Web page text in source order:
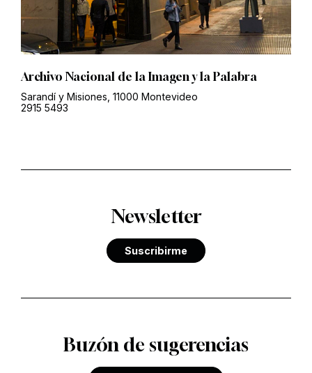
Archivo Nacional de la Imagen y la Palabra
Sarandí y Misiones, 11000 Montevideo
2915 5493
Newsletter
Suscribirme
Buzón de sugerencias